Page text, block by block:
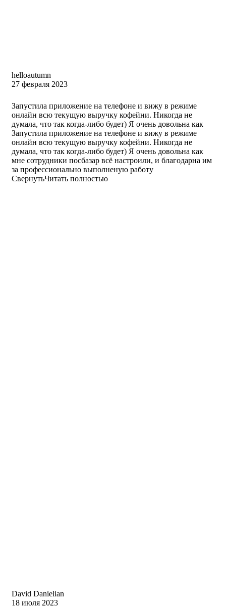
helloautumn
27 февраля 2023
Запустила приложение на телефоне и вижу в режиме
онлайн всю текущую выручку кофейни. Никогда не
думала, что так когда-либо будет) Я очень довольна как
Запустила приложение на телефоне и вижу в режиме
онлайн всю текущую выручку кофейни. Никогда не
думала, что так когда-либо будет) Я очень довольна как
мне сотрудники посбазар всё настроили, и благодарна им
за профессионально выполненую работу
СвернутьЧитать полностью
David Danielian
18 июля 2023